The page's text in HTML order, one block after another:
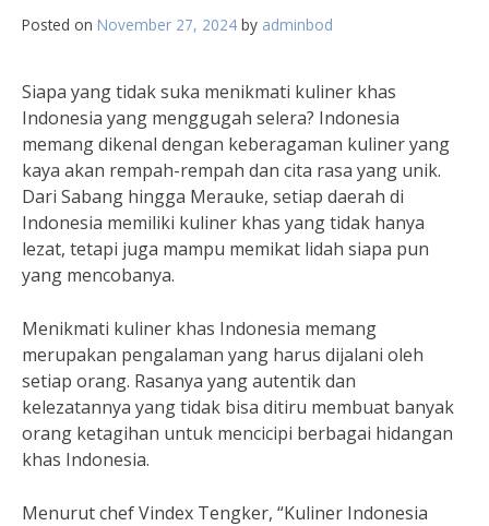
Posted on November 27, 2024 by adminbod
Siapa yang tidak suka menikmati kuliner khas
Indonesia yang menggugah selera? Indonesia
memang dikenal dengan keberagaman kuliner yang
kaya akan rempah-rempah dan cita rasa yang unik.
Dari Sabang hingga Merauke, setiap daerah di
Indonesia memiliki kuliner khas yang tidak hanya
lezat, tetapi juga mampu memikat lidah siapa pun
yang mencobanya.
Menikmati kuliner khas Indonesia memang
merupakan pengalaman yang harus dijalani oleh
setiap orang. Rasanya yang autentik dan
kelezatannya yang tidak bisa ditiru membuat banyak
orang ketagihan untuk mencicipi berbagai hidangan
khas Indonesia.
Menurut chef Vindex Tengker, “Kuliner Indonesia